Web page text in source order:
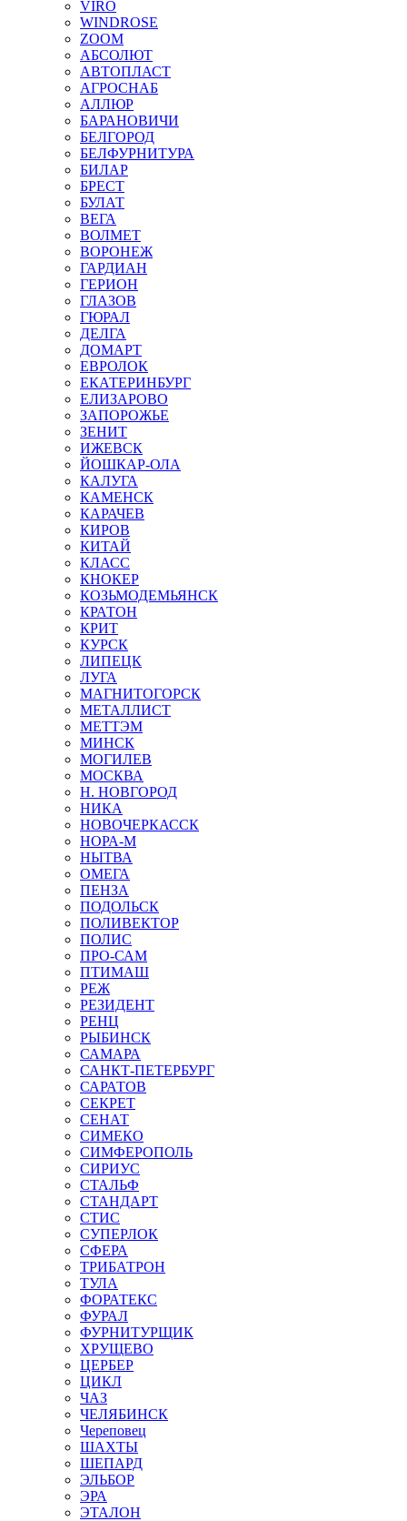
VIRO
WINDROSE
ZOOM
АБСОЛЮТ
АВТОПЛАСТ
АГРОСНАБ
АЛЛЮР
БАРАНОВИЧИ
БЕЛГОРОД
БЕЛФУРНИТУРА
БИЛАР
БРЕСТ
БУЛАТ
ВЕГА
ВОЛМЕТ
ВОРОНЕЖ
ГАРДИАН
ГЕРИОН
ГЛАЗОВ
ГЮРАЛ
ДЕЛГА
ДОМАРТ
ЕВРОЛОК
ЕКАТЕРИНБУРГ
ЕЛИЗАРОВО
ЗАПОРОЖЬЕ
ЗЕНИТ
ИЖЕВСК
ЙОШКАР-ОЛА
КАЛУГА
КАМЕНСК
КАРАЧЕВ
КИРОВ
КИТАЙ
КЛАСС
КНОКЕР
КОЗЬМОДЕМЬЯНСК
КРАТОН
КРИТ
КУРСК
ЛИПЕЦК
ЛУГА
МАГНИТОГОРСК
МЕТАЛЛИСТ
МЕТТЭМ
МИНСК
МОГИЛЕВ
МОСКВА
Н. НОВГОРОД
НИКА
НОВОЧЕРКАССК
НОРА-М
НЫТВА
ОМЕГА
ПЕНЗА
ПОДОЛЬСК
ПОЛИВЕКТОР
ПОЛИС
ПРО-САМ
ПТИМАШ
РЕЖ
РЕЗИДЕНТ
РЕНЦ
РЫБИНСК
САМАРА
САНКТ-ПЕТЕРБУРГ
САРАТОВ
СЕКРЕТ
СЕНАТ
СИМЕКО
СИМФЕРОПОЛЬ
СИРИУС
СТАЛЬФ
СТАНДАРТ
СТИС
СУПЕРЛОК
СФЕРА
ТРИБАТРОН
ТУЛА
ФОРАТЕКС
ФУРАЛ
ФУРНИТУРЩИК
ХРУЩЕВО
ЦЕРБЕР
ЦИКЛ
ЧАЗ
ЧЕЛЯБИНСК
Череповец
ШАХТЫ
ШЕПАРД
ЭЛЬБОР
ЭРА
ЭТАЛОН